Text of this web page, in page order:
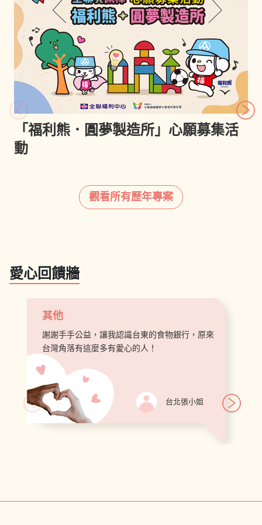
「福利熊．圓夢製造所」心願募集活
動
觀看所有歷年專案
愛心回饋牆
其他
謝謝手手公益，讓我認識台東的食物銀行，原來
台灣角落有這麼多有愛心的人！
台北張小姐